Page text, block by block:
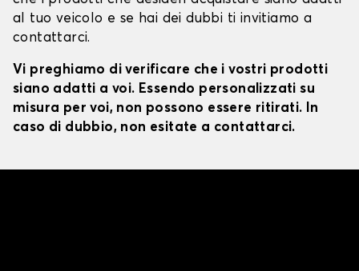
al tuo veicolo e se hai dei dubbi ti invitiamo a
contattarci.
Vi preghiamo di verificare che i vostri prodotti
siano adatti a voi. Essendo personalizzati su
misura per voi, non possono essere ritirati. In
caso di dubbio, non esitate a contattarci.